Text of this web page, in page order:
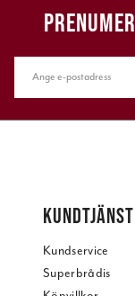
KUNDTJÄNST
Kundservice
Superbrådis